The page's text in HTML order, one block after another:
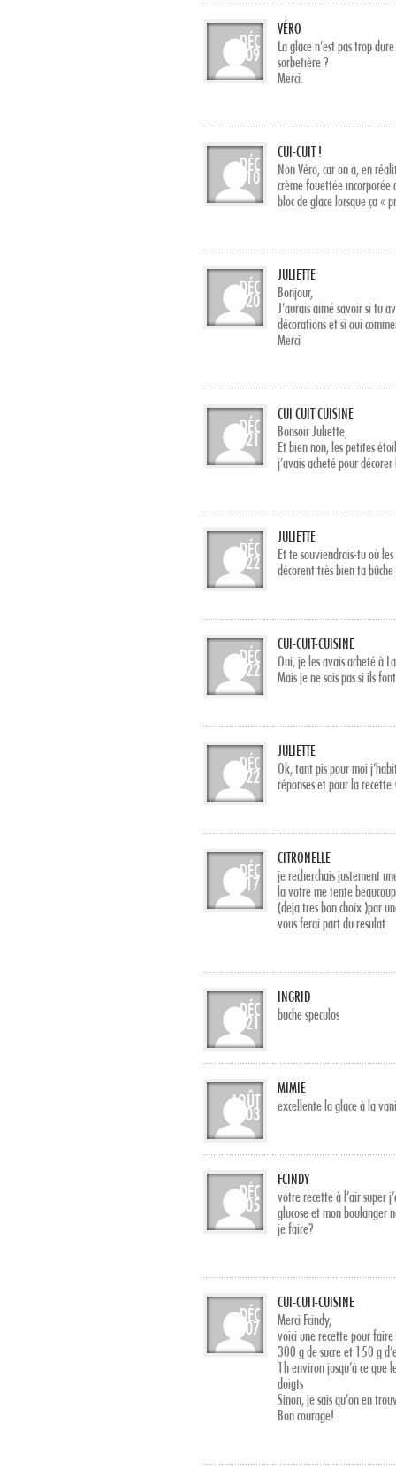
DÉC
09
VÉRO
La glace n’est pas trop
sorbetière ?
Merci.
DÉC
10
CUI-CUIT !
Non Véro, car on a, en
crème fouettée incorporée
bloc de glace lorsque ça «
DÉC
20
JULIETTE
Bonjour,
J’aurais aimé savoir si tu
décorations et si oui
Merci
DÉC
21
CUI CUIT CUISINE
Bonsoir Juliette,
Et bien non, les petites
j’avais acheté pour
DÉC
22
JULIETTE
Et te souviendrais-tu où
décorent très bien ta
DÉC
22
CUI-CUIT-CUISINE
Oui, je les avais acheté à
Mais je ne sais pas si ils
DÉC
22
JULIETTE
Ok, tant pis pour moi
réponses et pour la
DÉC
17
CITRONELLE
je recherchais justement
la votre me tente
(deja tres bon choix )par
vous ferai part du resulat
DÉC
21
INGRID
buche speculos
AOÛT
03
MIMIE
excellente la glace à la
DÉC
05
FCINDY
votre recette à l’air super
glucose et mon boulanger
je faire?
DÉC
07
CUI-CUIT-CUISINE
Merci Fcindy,
voici une recette pour
300 g de sucre et 150 g
1h environ jusqu’à ce
doigts
Sinon, je sais qu’on en
Bon courage!